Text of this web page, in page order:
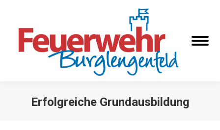
Erfolgreiche Grundausbildung